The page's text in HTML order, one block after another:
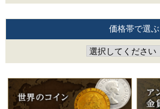
価格帯で選ぶ